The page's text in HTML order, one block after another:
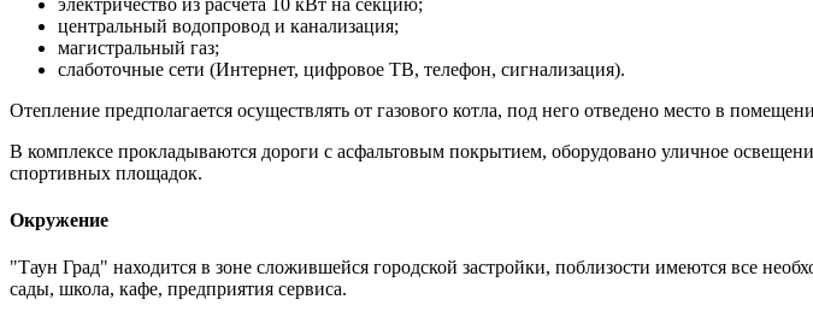
электричество из расчета 10 кВт на секцию;
центральный водопровод и канализация;
магистральный газ;
слаботочные сети (Интернет, цифровое ТВ, телефон, сигнализация).
Отепление предполагается осуществлять от газового котла, под него отведено место в
В комплексе прокладываются дороги с асфальтовым покрытием, оборудовано уличное
спортивных площадок.
Окружение
"Таун Град" находится в зоне сложившейся городской застройки, поблизости имеются все
сады, школа, кафе, предприятия сервиса.